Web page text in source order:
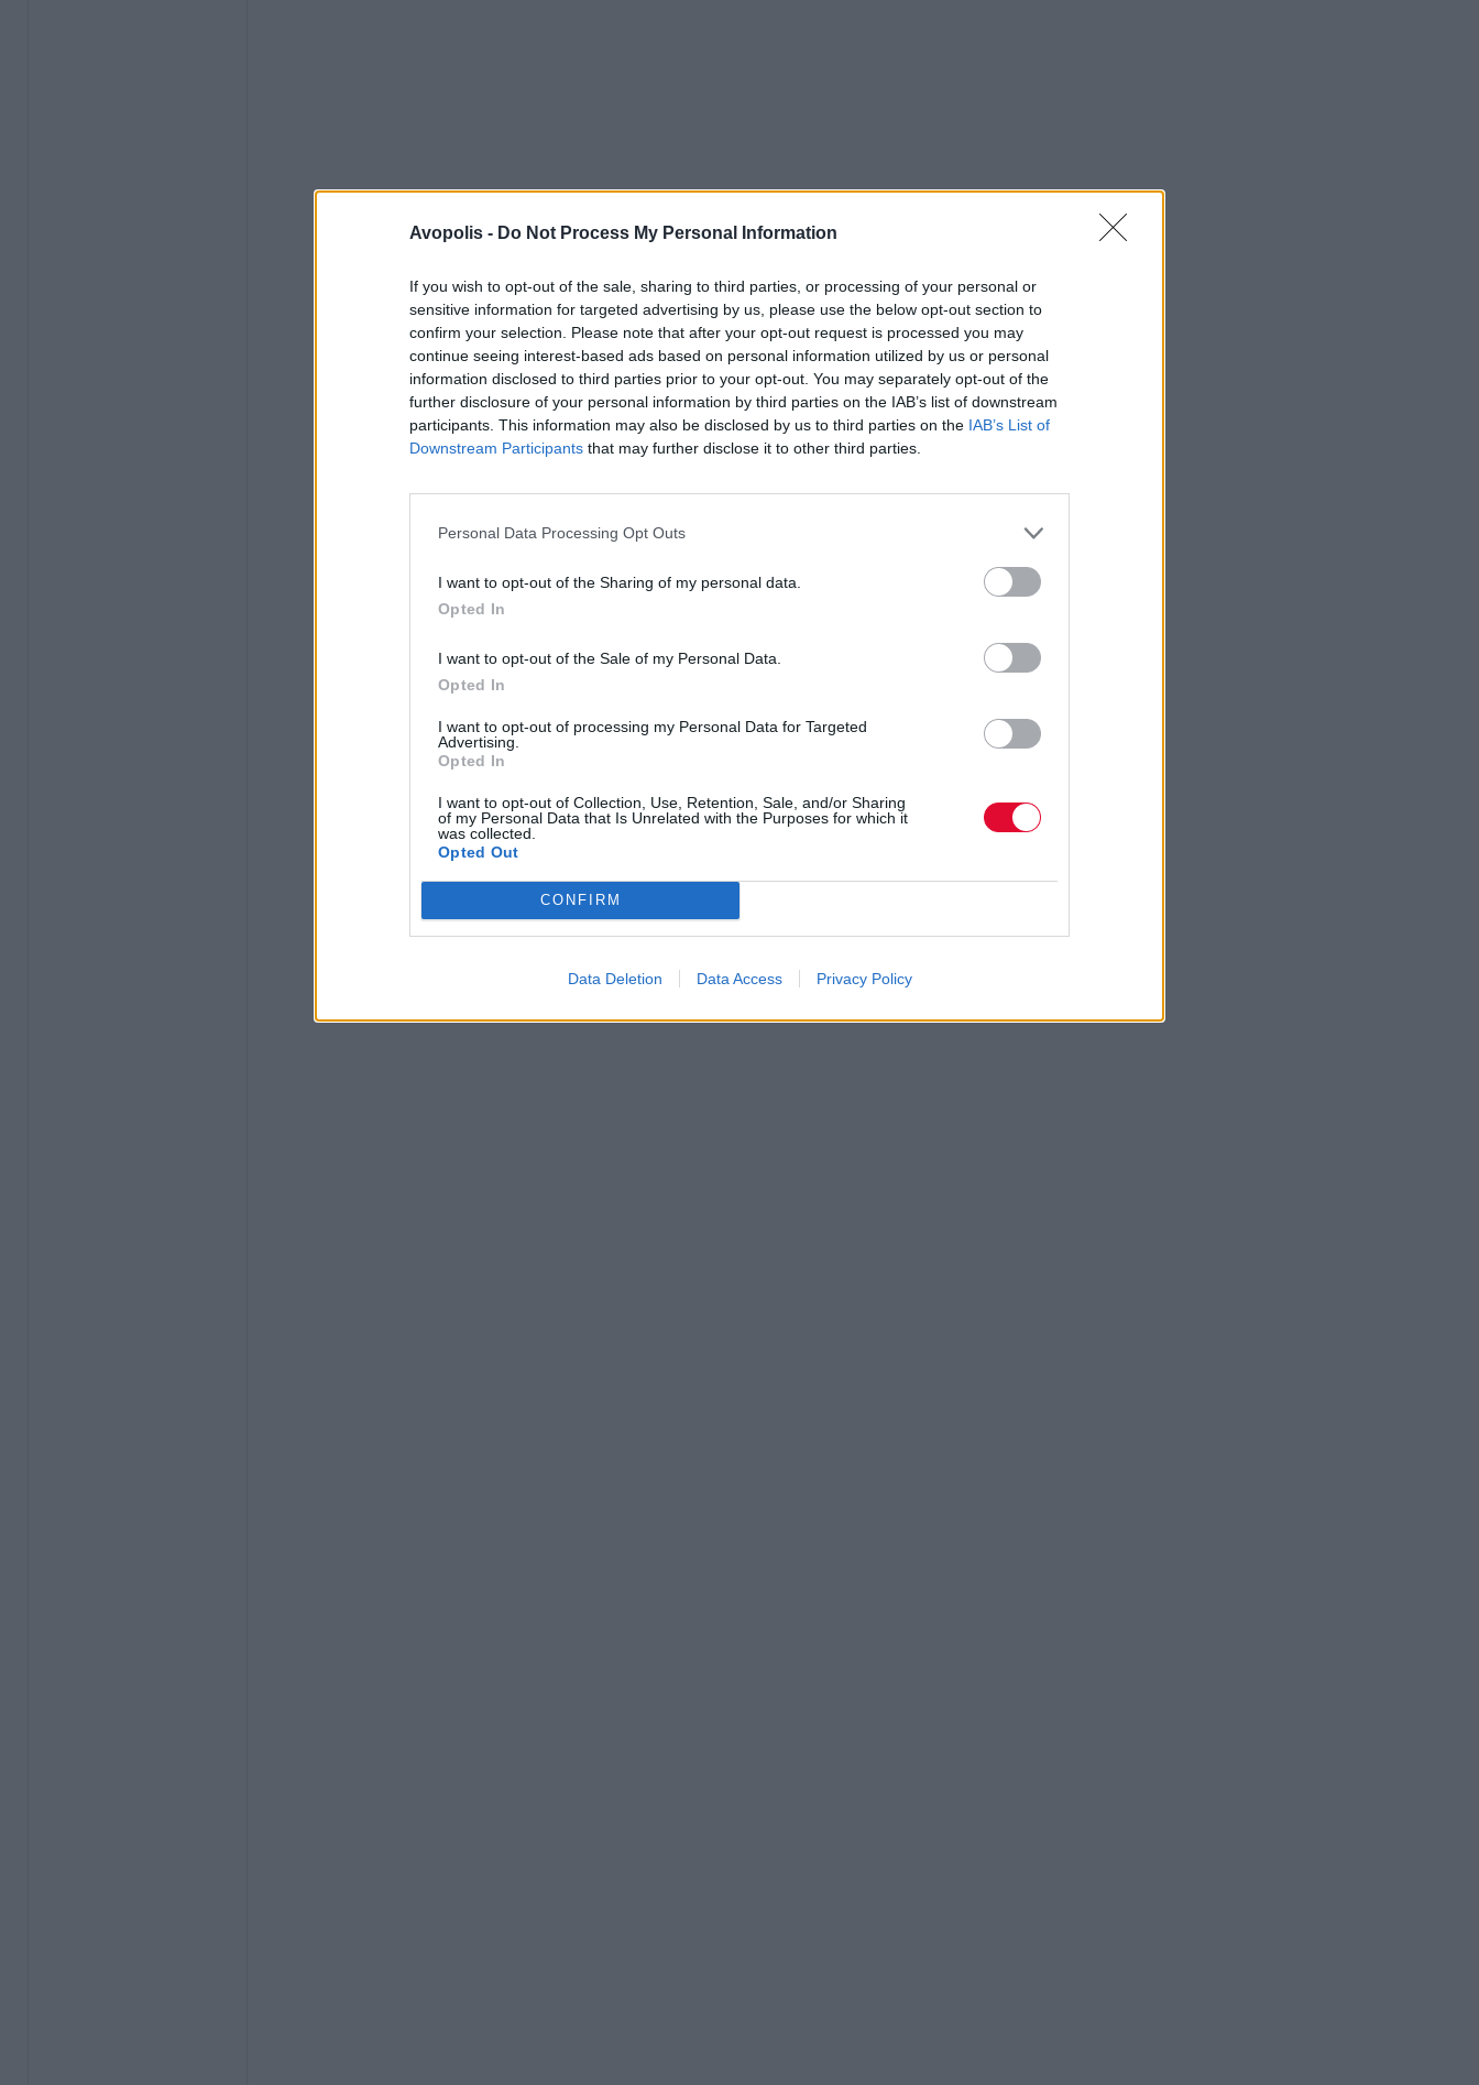
Avopolis - Do Not Process My Personal Information
If you wish to opt-out of the sale, sharing to third parties, or processing of your personal or
sensitive information for targeted advertising by us, please use the below opt-out section to
confirm your selection. Please note that after your opt-out request is processed you may
continue seeing interest-based ads based on personal information utilized by us or personal
information disclosed to third parties prior to your opt-out. You may separately opt-out of the
further disclosure of your personal information by third parties on the IAB’s list of downstream
participants. This information may also be disclosed by us to third parties on the IAB’s List of
Downstream Participants that may further disclose it to other third parties.
Personal Data Processing Opt Outs
I want to opt-out of the Sharing of my personal data.
Opted In
I want to opt-out of the Sale of my Personal Data.
Opted In
I want to opt-out of processing my Personal Data for Targeted
Advertising.
Opted In
I want to opt-out of Collection, Use, Retention, Sale, and/or Sharing
of my Personal Data that Is Unrelated with the Purposes for which it
was collected.
Opted Out
CONFIRM
Data Deletion Data Access Privacy Policy